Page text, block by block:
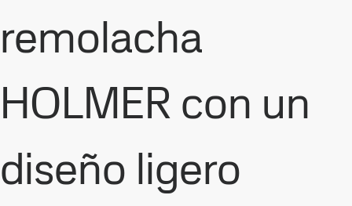
remolacha
HOLMER con un
diseño ligero